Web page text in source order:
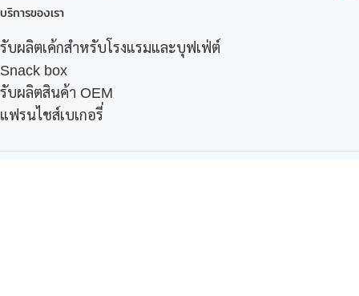
บริการของเรา
รับผลิตเค้กสำหรับโรงแรมและบุฟเฟ่ต์
Snack box
รับผลิตสินค้า OEM
แฟรนไชส์เบเกอรี่